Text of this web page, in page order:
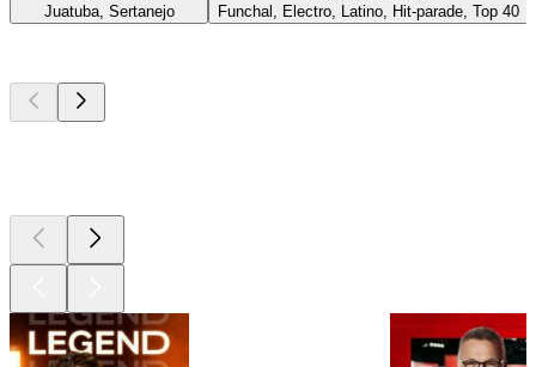
Juatuba, Sertanejo
Funchal, Electro, Latino, Hit-parade, Top 40